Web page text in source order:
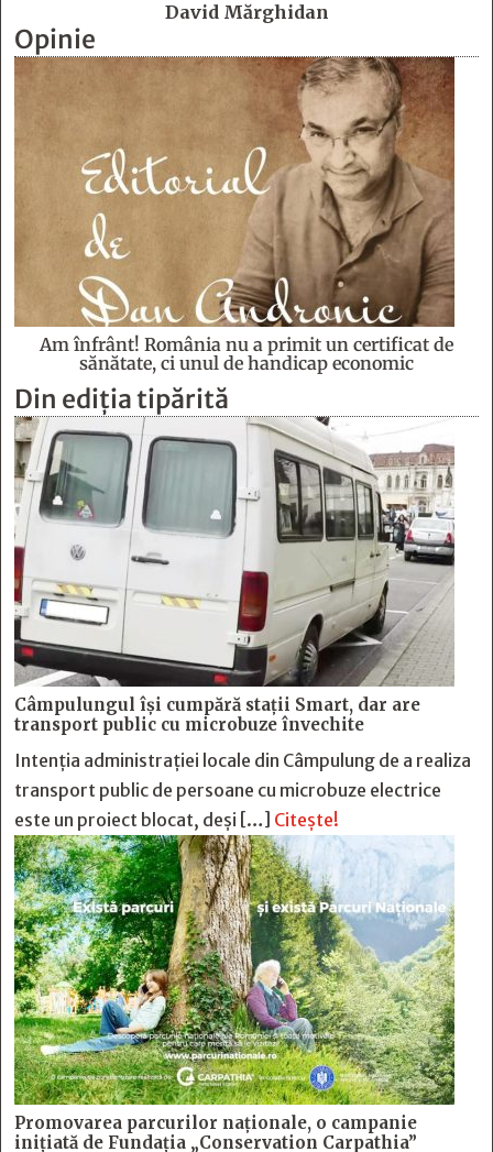
David Mărghidan
Opinie
Am înfrânt! România nu a primit un certificat de
sănătate, ci unul de handicap economic
Din ediția tipărită
Câmpulungul îşi cumpără staţii Smart, dar are
transport public cu microbuze învechite
Intenția administrației locale din Câmpulung de a realiza
transport public de persoane cu microbuze electrice
este un proiect blocat, deși […] Citește!
Promovarea parcurilor naționale, o campanie
inițiată de Fundația „Conservation Carpathia”